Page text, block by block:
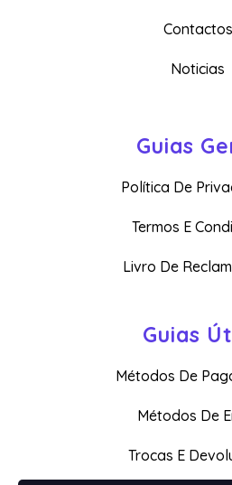
Contactos
Noticias
Guias
Política De
Termos E
Livro De
Guias
Métodos De
Métodos De
Trocas E